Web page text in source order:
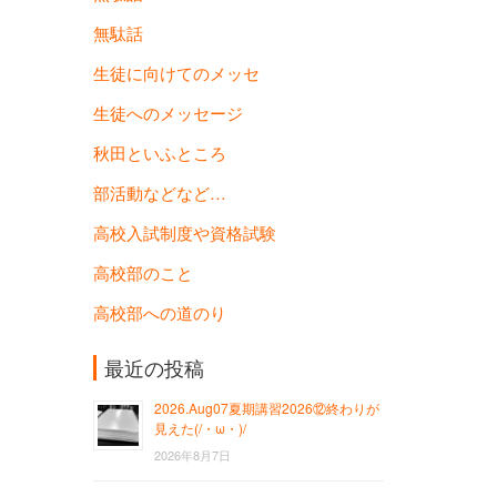
無駄話
生徒に向けてのメッセ
生徒へのメッセージ
秋田といふところ
部活動などなど…
高校入試制度や資格試験
高校部のこと
高校部への道のり
最近の投稿
2026.Aug07夏期講習2026⑫終わりが
見えた(/・ω・)/
2026年8月7日